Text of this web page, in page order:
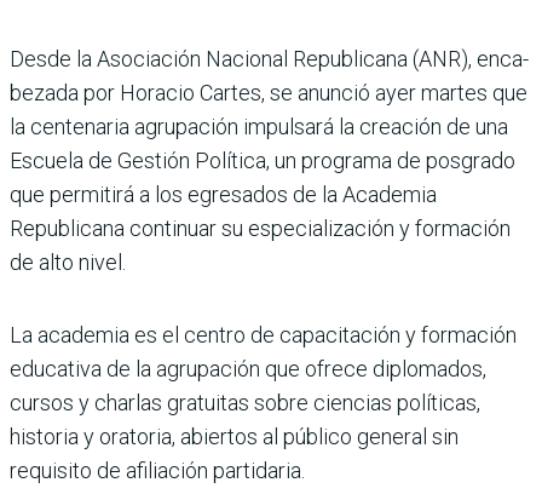
Desde la Asociación Nacio­nal Republicana (ANR), enca­
bezada por Horacio Cartes, se anunció ayer martes que
la centenaria agrupación impulsará la creación de una
Escuela de Gestión Política, un programa de posgrado
que permitirá a los egresados de la Academia
Republicana conti­nuar su especialización y for­mación
de alto nivel.
La academia es el centro de capacitación y formación
edu­cativa de la agrupación que ofrece diplomados,
cursos y charlas gratuitas sobre cien­cias políticas,
historia y orato­ria, abiertos al público general sin
requisito de afiliación partidaria.